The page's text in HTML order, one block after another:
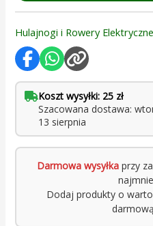
Hulajnogi i Rowery Elektryczne
Koszt wysyłki: 25 zł
Szacowana dostawa:
13 sierpnia
Darmowa wysyłka przy
Dodaj produkty o